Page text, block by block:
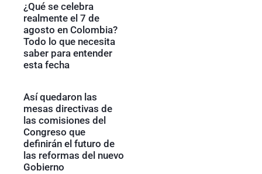
¿Qué se celebra
realmente el 7 de
agosto en Colombia?
Todo lo que necesita
saber para entender
esta fecha
Así quedaron las
mesas directivas de
las comisiones del
Congreso que
definirán el futuro de
las reformas del nuevo
Gobierno